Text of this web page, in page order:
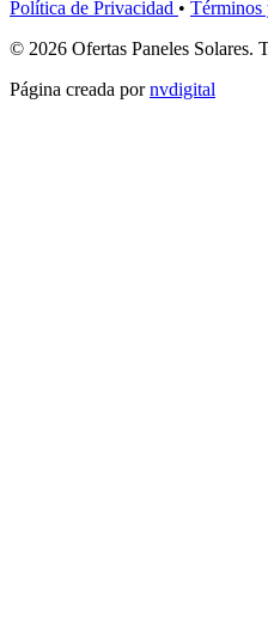
Política de Privacidad • Términos
© 2026 Ofertas Paneles Solares.
Página creada pornvdigital